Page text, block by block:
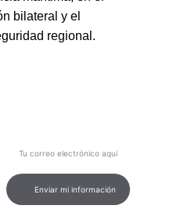
bilateral y el
regional.
Enviar mi información